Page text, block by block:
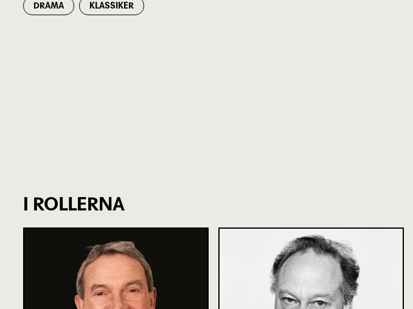
DRAMA KLASSIKER
I ROLLERNA